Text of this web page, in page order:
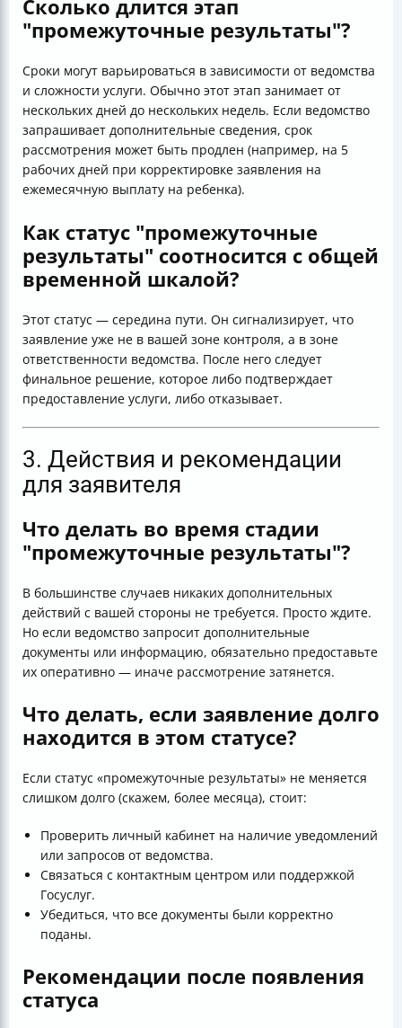
Сколько длится этап
"промежуточные результаты"?
Сроки могут варьироваться в зависимости от ведомства
и сложности услуги. Обычно этот этап занимает от
нескольких дней до нескольких недель. Если ведомство
запрашивает дополнительные сведения, срок
рассмотрения может быть продлен (например, на 5
рабочих дней при корректировке заявления на
ежемесячную выплату на ребенка).
Как статус "промежуточные
результаты" соотносится с общей
временной шкалой?
Этот статус — середина пути. Он сигнализирует, что
заявление уже не в вашей зоне контроля, а в зоне
ответственности ведомства. После него следует
финальное решение, которое либо подтверждает
предоставление услуги, либо отказывает.
3. Действия и рекомендации
для заявителя
Что делать во время стадии
"промежуточные результаты"?
В большинстве случаев никаких дополнительных
действий с вашей стороны не требуется. Просто ждите.
Но если ведомство запросит дополнительные
документы или информацию, обязательно предоставьте
их оперативно — иначе рассмотрение затянется.
Что делать, если заявление долго
находится в этом статусе?
Если статус «промежуточные результаты» не меняется
слишком долго (скажем, более месяца), стоит:
Проверить личный кабинет на наличие уведомлений
или запросов от ведомства.
Связаться с контактным центром или поддержкой
Госуслуг.
Убедиться, что все документы были корректно
поданы.
Рекомендации после появления
статуса